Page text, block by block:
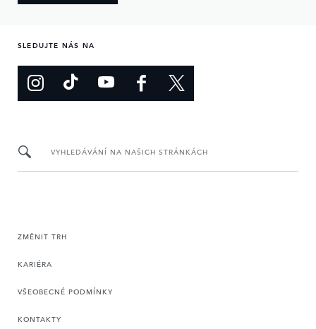
SLEDUJTE NÁS NA
VYHLEDÁVÁNÍ NA NAŠICH STRÁNKÁCH
ZMĚNIT TRH
KARIÉRA
VŠEOBECNÉ PODMÍNKY
KONTAKTY